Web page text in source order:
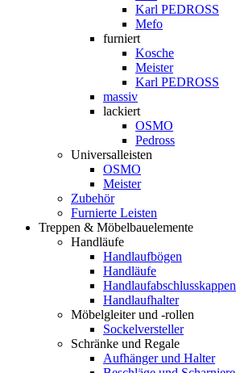
Karl PEDROSS
Mefo
furniert
Kosche
Meister
Karl PEDROSS
massiv
lackiert
OSMO
Pedross
Universalleisten
OSMO
Meister
Zubehör
Furnierte Leisten
Treppen & Möbelbauelemente
Handläufe
Handlaufbögen
Handläufe
Handlaufabschlusskappen
Handlaufhalter
Möbelgleiter und -rollen
Sockelversteller
Schränke und Regale
Aufhänger und Halter